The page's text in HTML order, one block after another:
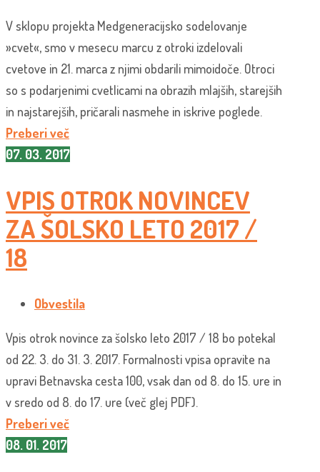
V sklopu projekta Medgeneracijsko sodelovanje
»cvet«, smo v mesecu marcu z otroki izdelovali
cvetove in 21. marca z njimi obdarili mimoidoče. Otroci
so s podarjenimi cvetlicami na obrazih mlajših, starejših
in najstarejših, pričarali nasmehe in iskrive poglede.
Preberi več
07. 03. 2017
VPIS OTROK NOVINCEV
ZA ŠOLSKO LETO 2017 /
18
Obvestila
Vpis otrok novince za šolsko leto 2017 / 18 bo potekal
od 22. 3. do 31. 3. 2017. Formalnosti vpisa opravite na
upravi Betnavska cesta 100, vsak dan od 8. do 15. ure in
v sredo od 8. do 17. ure (več glej PDF).
Preberi več
08. 01. 2017